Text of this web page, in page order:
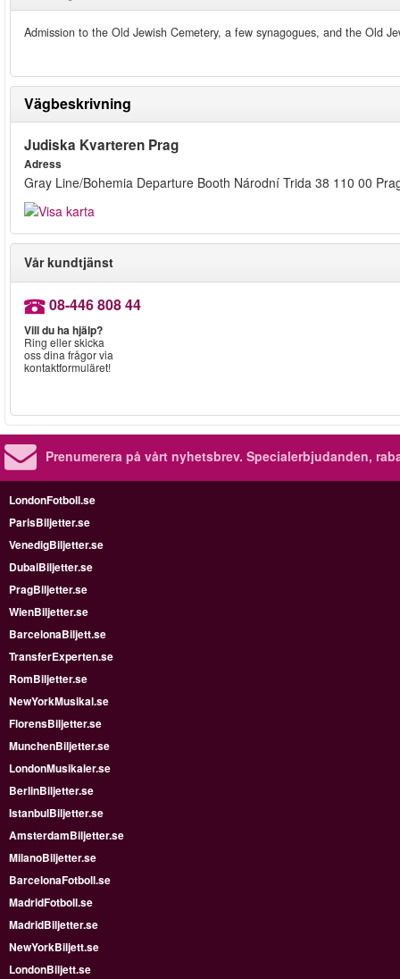
Admission to the Old Jewish Cemetery, a few synagogues, and the Old
Vägbeskrivning
Judiska Kvarteren Prag
Adress
Gray Line/Bohemia Departure Booth Národní Trida 38 110 00
Vår kundtjänst
08-446 808 44
Vill du ha hjälp?
Ring eller skicka
oss dina frågor via
kontaktformuläret!
Prenumerera på vårt nyhetsbrev. Specialerbjudanden,
LondonFotboll.se
ParisBiljetter.se
VenedigBiljetter.se
DubaiBiljetter.se
PragBiljetter.se
WienBiljetter.se
BarcelonaBiljett.se
TransferExperten.se
RomBiljetter.se
NewYorkMusikal.se
FlorensBiljetter.se
MunchenBiljetter.se
LondonMusikaler.se
BerlinBiljetter.se
IstanbulBiljetter.se
AmsterdamBiljetter.se
MilanoBiljetter.se
BarcelonaFotboll.se
MadridFotboll.se
MadridBiljetter.se
NewYorkBiljett.se
LondonBiljett.se